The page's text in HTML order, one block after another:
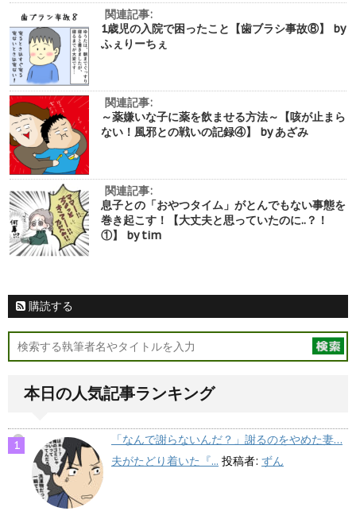
関連記事:
1歳児の入院で困ったこと【歯ブラシ事故⑧】 by
ふぇりーちぇ
関連記事:
～薬嫌いな子に薬を飲ませる方法～【咳が止まら
ない！風邪との戦いの記録④】 by あざみ
関連記事:
息子との「おやつタイム」がとんでもない事態を
巻き起こす！【大丈夫と思っていたのに..？！
①】 by tim
購読する
本日の人気記事ランキング
「なんで謝らないんだ？」謝るのをやめた妻…
夫がたどり着いた『... 投稿者: ずん